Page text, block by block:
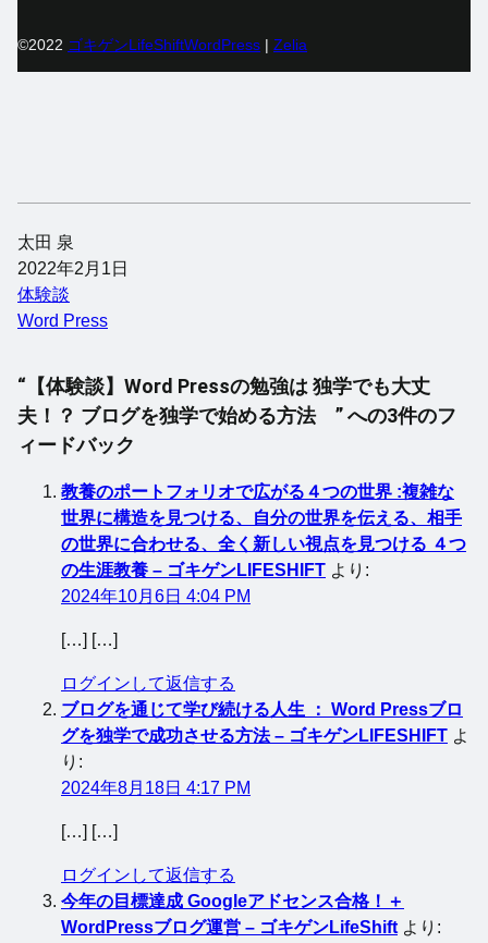
©2022 ゴキゲンLifeShiftWordPress | Zelia
太田 泉
2022年2月1日
体験談
Word Press
“【体験談】Word Pressの勉強は 独学でも大丈
夫！？ ブログを独学で始める方法 ” への3件のフ
ィードバック
教養のポートフォリオで広がる４つの世界 :複雑な
世界に構造を見つける、自分の世界を伝える、相手
の世界に合わせる、全く新しい視点を見つける ４つ
の生涯教養 – ゴキゲンLIFESHIFT より:
2024年10月6日 4:04 PM
[…] […]
ログインして返信する
ブログを通じて学び続ける人生 ： Word Pressブロ
グを独学で成功させる方法 – ゴキゲンLIFESHIFT よ
り:
2024年8月18日 4:17 PM
[…] […]
ログインして返信する
今年の目標達成 Googleアドセンス合格！＋
WordPressブログ運営 – ゴキゲンLifeShift より: